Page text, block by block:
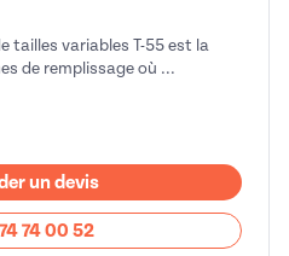
tailles variables T-55 est la
de remplissage où ...
un devis
74 00 52